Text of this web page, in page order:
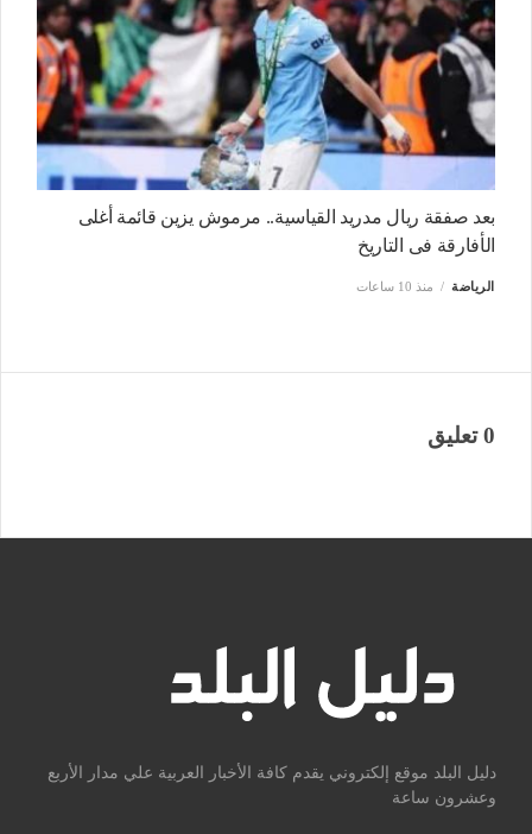
بعد صفقة ريال مدريد القياسية.. مرموش يزين قائمة أغلى
الأفارقة فى التاريخ
الرياضة منذ 10 ساعات
0 تعليق
دليل البلد موقع إلكتروني يقدم كافة الأخبار العربية علي مدار الأربع
وعشرون ساعة